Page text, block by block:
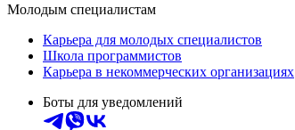
Молодым специалистам
Карьера для молодых специалистов
Школа программистов
Карьера в некоммерческих организациях
Боты для уведомлений